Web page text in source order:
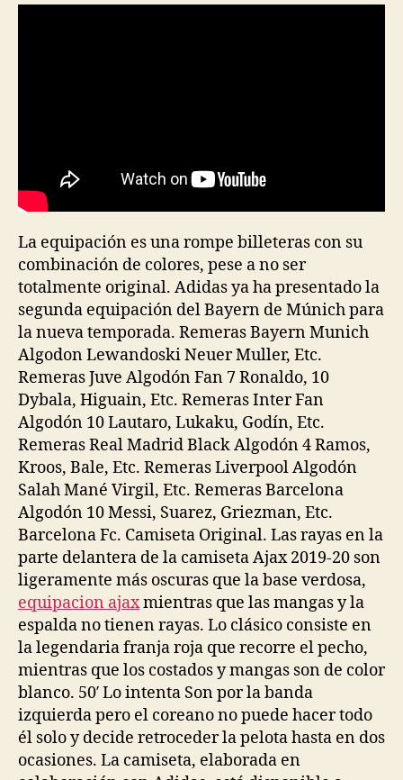
La equipación es una rompe billeteras con su
combinación de colores, pese a no ser
totalmente original. Adidas ya ha presentado la
segunda equipación del Bayern de Múnich para
la nueva temporada. Remeras Bayern Munich
Algodon Lewandoski Neuer Muller, Etc.
Remeras Juve Algodón Fan 7 Ronaldo, 10
Dybala, Higuain, Etc. Remeras Inter Fan
Algodón 10 Lautaro, Lukaku, Godín, Etc.
Remeras Real Madrid Black Algodón 4 Ramos,
Kroos, Bale, Etc. Remeras Liverpool Algodón
Salah Mané Virgil, Etc. Remeras Barcelona
Algodón 10 Messi, Suarez, Griezman, Etc.
Barcelona Fc. Camiseta Original. Las rayas en la
parte delantera de la camiseta Ajax 2019-20 son
ligeramente más oscuras que la base verdosa,
equipacion ajaxmientras que las mangas y la
espalda no tienen rayas. Lo clásico consiste en
la legendaria franja roja que recorre el pecho,
mientras que los costados y mangas son de color
blanco. 50′ Lo intenta Son por la banda
izquierda pero el coreano no puede hacer todo
él solo y decide retroceder la pelota hasta en dos
ocasiones. La camiseta, elaborada en